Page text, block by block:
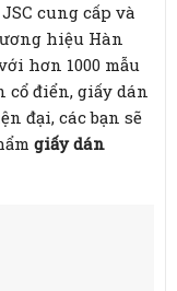
cung cấp và
hiệu Hàn
hơn 1000 mẫu
cổ điển, giấy dán
đại, các bạn sẽ
giấy dán